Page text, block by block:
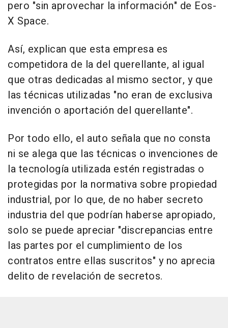
pero "sin aprovechar la información" de Eos-
X Space.
Así, explican que esta empresa es
competidora de la del querellante, al igual
que otras dedicadas al mismo sector, y que
las técnicas utilizadas "no eran de exclusiva
invención o aportación del querellante".
Por todo ello, el auto señala que no consta
ni se alega que las técnicas o invenciones de
la tecnología utilizada estén registradas o
protegidas por la normativa sobre propiedad
industrial, por lo que, de no haber secreto
industria del que podrían haberse apropiado,
solo se puede apreciar "discrepancias entre
las partes por el cumplimiento de los
contratos entre ellas suscritos" y no aprecia
delito de revelación de secretos.